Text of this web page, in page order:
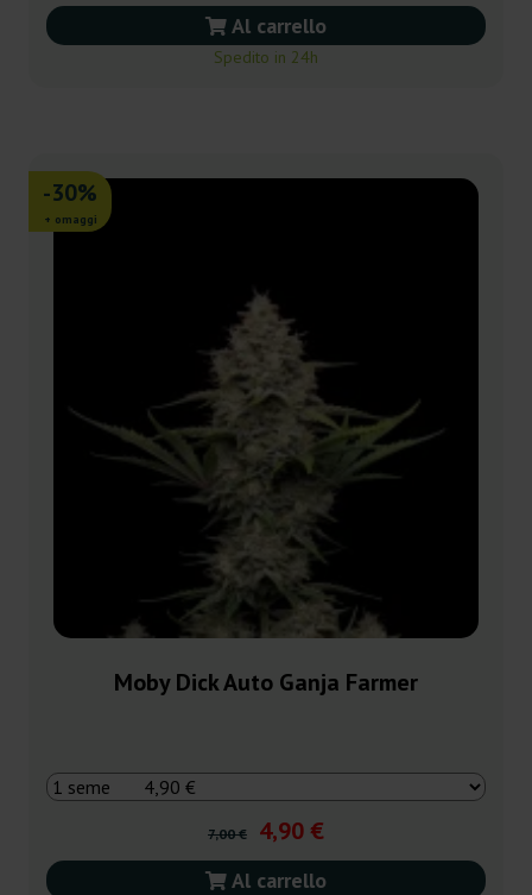
Al carrello
Spedito in 24h
-30%
+ omaggi
Moby Dick Auto Ganja Farmer
7,00 € 4,90 €
Al carrello